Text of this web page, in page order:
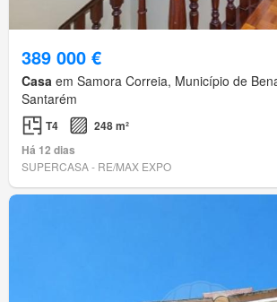
389 000 €
Casa em Samora Correia, Município de
Santarém
T4
248 m²
Há 12 dias
SUPERCASA - RE/MAX EXPO